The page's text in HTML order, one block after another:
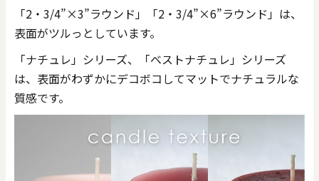
「2・3/4”×3”ラウンド」「2・3/4”×6”ラウンド」は、
表面がツルっとしています。
「ナチュレ」シリーズ、「ベストナチュレ」シリーズ
は、表面がわずかにデコボコしてマットでナチュラルな
質感です。